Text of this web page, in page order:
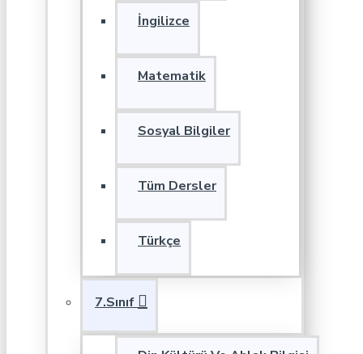
İngilizce
Matematik
Sosyal Bilgiler
Tüm Dersler
Türkçe
7.Sınıf